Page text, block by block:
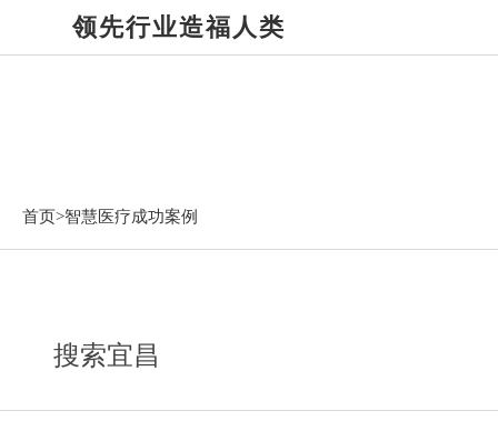
领先行业造福人类
首页>智慧医疗成功案例
搜索宜昌